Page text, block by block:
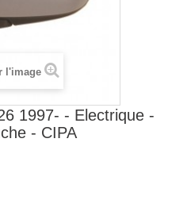
l'image
1997- - Electrique -
- CIPA